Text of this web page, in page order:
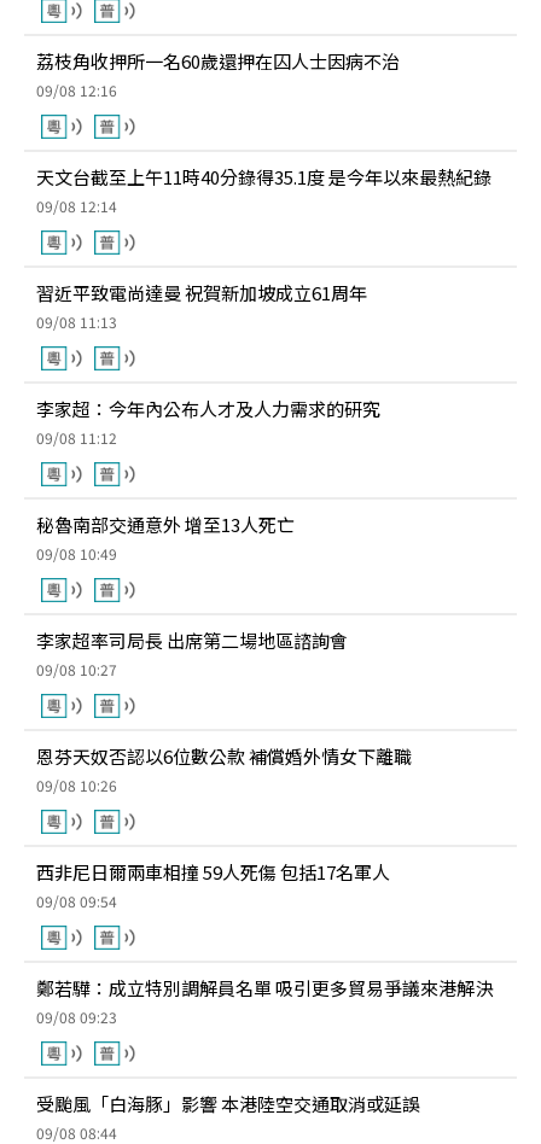
荔枝角收押所一名60歲還押在囚人士因病不治
09/08 12:16
天文台截至上午11時40分錄得35.1度 是今年以來最熱紀錄
09/08 12:14
習近平致電尚達曼 祝賀新加坡成立61周年
09/08 11:13
李家超：今年內公布人才及人力需求的研究
09/08 11:12
秘魯南部交通意外 增至13人死亡
09/08 10:49
李家超率司局長 出席第二場地區諮詢會
09/08 10:27
恩芬天奴否認以6位數公款 補償婚外情女下離職
09/08 10:26
西非尼日爾兩車相撞 59人死傷 包括17名軍人
09/08 09:54
鄭若驊：成立特別調解員名單 吸引更多貿易爭議來港解決
09/08 09:23
受颱風「白海豚」影響 本港陸空交通取消或延誤
09/08 08:44